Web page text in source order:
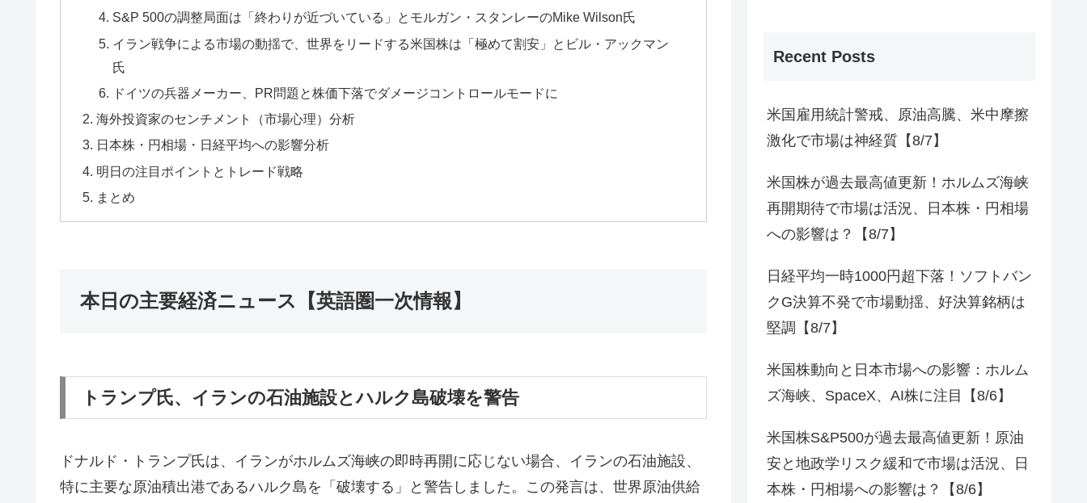
S&P 500の調整局面は「終わりが近づいている」とモルガン・スタンレーのMike Wilson氏
イラン戦争による市場の動揺で、世界をリードする米国株は「極めて割安」とビル・アックマン
氏
ドイツの兵器メーカー、PR問題と株価下落でダメージコントロールモードに
海外投資家のセンチメント（市場心理）分析
日本株・円相場・日経平均への影響分析
明日の注目ポイントとトレード戦略
まとめ
本日の主要経済ニュース【英語圏一次情報】
トランプ氏、イランの石油施設とハルク島破壊を警告
ドナルド・トランプ氏は、イランがホルムズ海峡の即時再開に応じない場合、イランの石油施設、
特に主要な原油積出港であるハルク島を「破壊する」と警告しました。この発言は、世界原油供給
Recent Posts
米国雇用統計警戒、原油高騰、米中摩擦
激化で市場は神経質【8/7】
米国株が過去最高値更新！ホルムズ海峡
再開期待で市場は活況、日本株・円相場
への影響は？【8/7】
日経平均一時1000円超下落！ソフトバン
クG決算不発で市場動揺、好決算銘柄は
堅調【8/7】
米国株動向と日本市場への影響：ホルム
ズ海峡、SpaceX、AI株に注目【8/6】
米国株S&P500が過去最高値更新！原油
安と地政学リスク緩和で市場は活況、日
本株・円相場への影響は？【8/6】